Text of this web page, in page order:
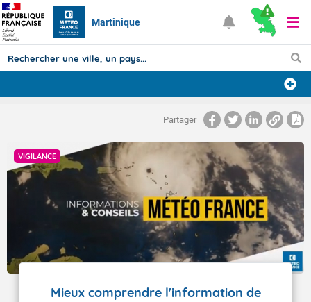
Martinique
Prévisions
TOUS LES RÉSULTATS
Articles
Partager
VIGILANCE
Mieux comprendre l'information de